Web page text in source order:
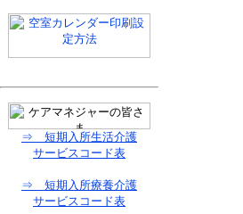
⇒ 短期入所生活介護
サービスコード表
⇒ 短期入所療養介護
サービスコード表